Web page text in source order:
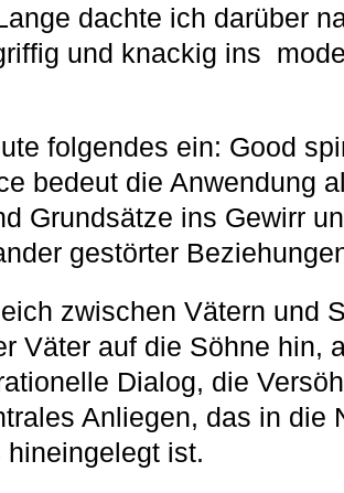
dachte ich darüber
und knackig ins
folgendes ein: Good
bedeut die Anwendung
Grundsätze ins Gewirr
gestörter
zwischen Vätern und
Väter auf die Söhne hin,
Dialog, die
Anliegen, das in die
hineingelegt ist.